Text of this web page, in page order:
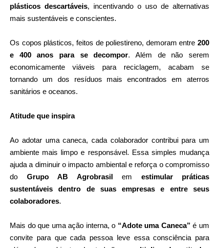
plásticos descartáveis, incentivando o uso de alternativas
mais sustentáveis e conscientes.
Os copos plásticos, feitos de poliestireno, demoram entre 200
e 400 anos para se decompor. Além de não serem
economicamente viáveis para reciclagem, acabam se
tornando um dos resíduos mais encontrados em aterros
sanitários e oceanos.
Atitude que inspira
Ao adotar uma caneca, cada colaborador contribui para um
ambiente mais limpo e responsável. Essa simples mudança
ajuda a diminuir o impacto ambiental e reforça o compromisso
do Grupo AB Agrobrasilem estimular práticas
sustentáveis dentro de suas empresas e entre seus
colaboradores.
Mais do que uma ação interna, o “Adote uma Caneca” é um
convite para que cada pessoa leve essa consciência para